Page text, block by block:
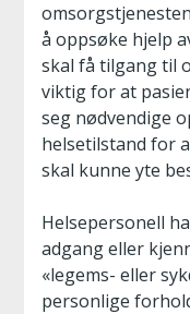
å oppsøke hjelp
skal få tilgang til
viktig for at
seg nødvendige
helsetilstand for
skal kunne yte
Helsepersonell
adgang eller
«legems- eller
personlige